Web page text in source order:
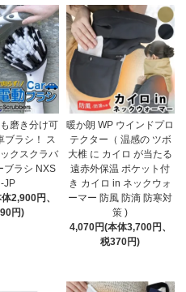
磨き分け可
ブラシ！ ス
クスクラバ
ブラシ NXS
JP
2,900円、
円)
暖か朗 WP ウインドプロ
テクター（ 温感の ツボ
大椎 に カイロ が当たる
遠赤外保温 ポケット付
き カイロ in ネックウォ
ーマー 防風 防滴 防寒対
策 )
4,070円(本体3,700円、
税370円)